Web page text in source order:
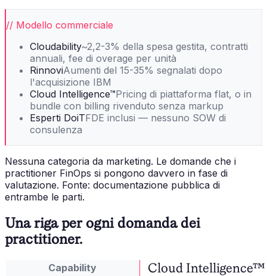
// Modello commerciale
Cloudability~2,2-3% della spesa gestita, contratti
annuali, fee di overage per unità
RinnoviAumenti del 15-35% segnalati dopo
l'acquisizione IBM
Cloud Intelligence™Pricing di piattaforma flat, o in
bundle con billing rivenduto senza markup
Esperti DoiTFDE inclusi — nessuno SOW di
consulenza
Nessuna categoria da marketing. Le domande che i
practitioner FinOps si pongono davvero in fase di
valutazione. Fonte: documentazione pubblica di
entrambe le parti.
Una riga per ogni domanda dei
practitioner.
Capability Cloud Intelligence™